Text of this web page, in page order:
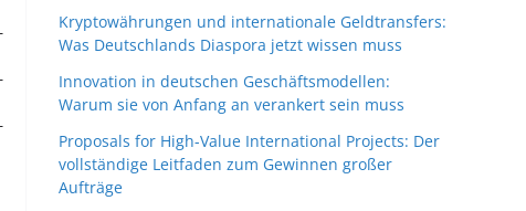
Kryptowährungen und internationale Geldtransfers:
Was Deutschlands Diaspora jetzt wissen muss
Innovation in deutschen Geschäftsmodellen:
Warum sie von Anfang an verankert sein muss
Proposals for High-Value International Projects: Der
vollständige Leitfaden zum Gewinnen großer
Aufträge